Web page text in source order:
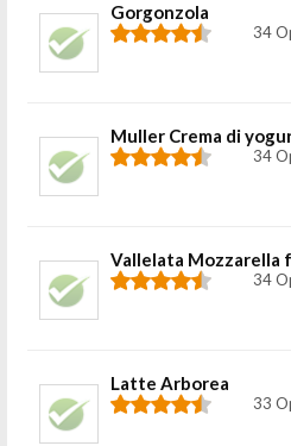
Gorgonzola
34
Muller Crema di
34
Vallelata Mozzarella
34
Latte Arborea
33